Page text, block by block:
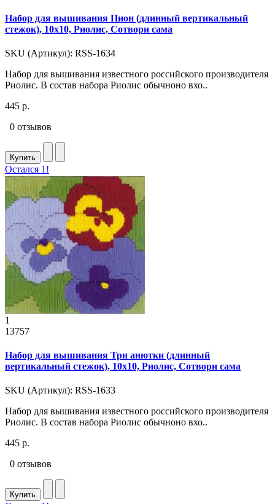
Набор для вышивания Пион (длинный вертикальный
стежок), 10x10, Риолис, Сотвори сама
SKU (Артикул): RSS-1634
Набор для вышивания известного российского производителя
Риолис. В состав набора Риолис обычноно вхо..
445 р.
0 отзывов
Купить
Остался 1!
1
13757
Набор для вышивания Три анютки (длинный
вертикальный стежок), 10x10, Риолис, Сотвори сама
SKU (Артикул): RSS-1633
Набор для вышивания известного российского производителя
Риолис. В состав набора Риолис обычноно вхо..
445 р.
0 отзывов
Купить